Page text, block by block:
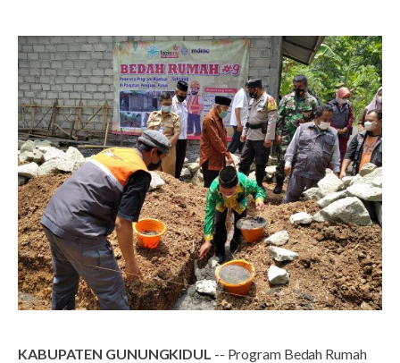
KABUPATEN GUNUNGKIDUL -- Program Bedah Rumah